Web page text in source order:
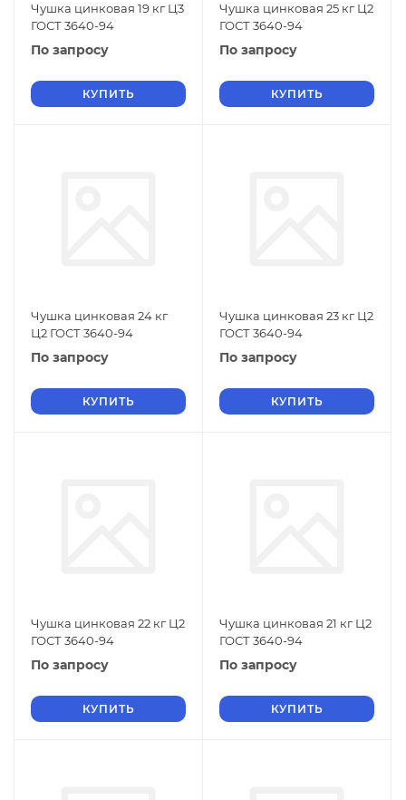
Чушка цинковая 19 кг Ц3
ГОСТ 3640-94
По запросу
КУПИТЬ
Чушка цинковая 25 кг Ц2
ГОСТ 3640-94
По запросу
КУПИТЬ
Чушка цинковая 24 кг
Ц2 ГОСТ 3640-94
По запросу
КУПИТЬ
Чушка цинковая 23 кг Ц2
ГОСТ 3640-94
По запросу
КУПИТЬ
Чушка цинковая 22 кг Ц2
ГОСТ 3640-94
По запросу
КУПИТЬ
Чушка цинковая 21 кг Ц2
ГОСТ 3640-94
По запросу
КУПИТЬ